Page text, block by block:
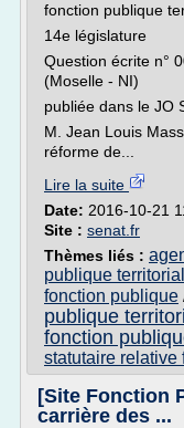
fonction publique
14e législature
Question écrite n°
(Moselle - NI)
publiée dans le JO
M. Jean Louis
réforme de...
Lire la suite
Date: 2016-10-21
Site : senat.fr
Thèmes liés :
publique
fonction publique
publique
fonction
statutaire
[Site Fonction
carrière des ...